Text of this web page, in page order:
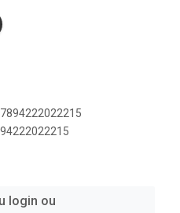
login ou